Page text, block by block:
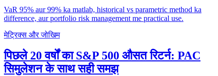
VaR 95% aur 99% ka matlab, historical vs parametric method ka
difference, aur portfolio risk management me practical use.
मेट्रिक्स और जोखिम
पिछले 20 वर्षों का S&P 500 औसत रिटर्न: PAC
सिमुलेशन के साथ सही समझ